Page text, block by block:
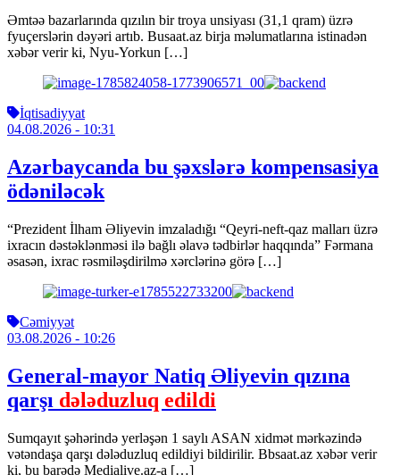
Əmtəə bazarlarında qızılın bir troya unsiyası (31,1 qram) üzrə
fyuçerslərin dəyəri artıb. Busaat.az birja məlumatlarına istinadən
xəbər verir ki, Nyu-Yorkun […]
İqtisadiyyat
04.08.2026 - 10:31
Azərbaycanda bu şəxslərə kompensasiya
ödəniləcək
“Prezident İlham Əliyevin imzaladığı “Qeyri-neft-qaz malları üzrə
ixracın dəstəklənməsi ilə bağlı əlavə tədbirlər haqqında” Fərmana
əsasən, ixrac rəsmiləşdirilmə xərclərinə görə […]
Cəmiyyət
03.08.2026 - 10:26
General-mayor Natiq Əliyevin qızına
qarşı dələduzluq edildi
Sumqayıt şəhərində yerləşən 1 saylı ASAN xidmət mərkəzində
vətəndaşa qarşı dələduzluq edildiyi bildirilir. Bbsaat.az xəbər verir
ki, bu barədə Medialive.az-a […]